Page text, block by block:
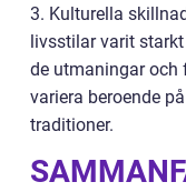
3. Kulturella
livsstilar varit
de utmaningar och
variera beroende
traditioner.